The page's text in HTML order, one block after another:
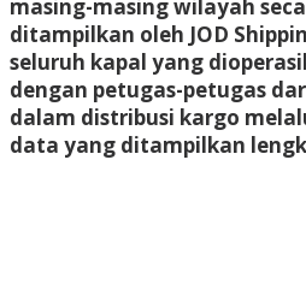
masing-masing wilayah
ditampilkan oleh JOD
seluruh kapal yang
dengan petugas-petugas
dalam distribusi kargo
data yang ditampilkan